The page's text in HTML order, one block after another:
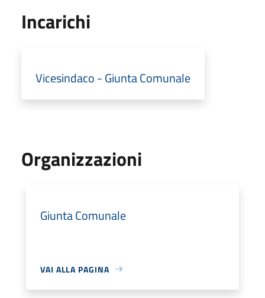
Incarichi
Vicesindaco - Giunta Comunale
Organizzazioni
Giunta Comunale
VAI ALLA PAGINA